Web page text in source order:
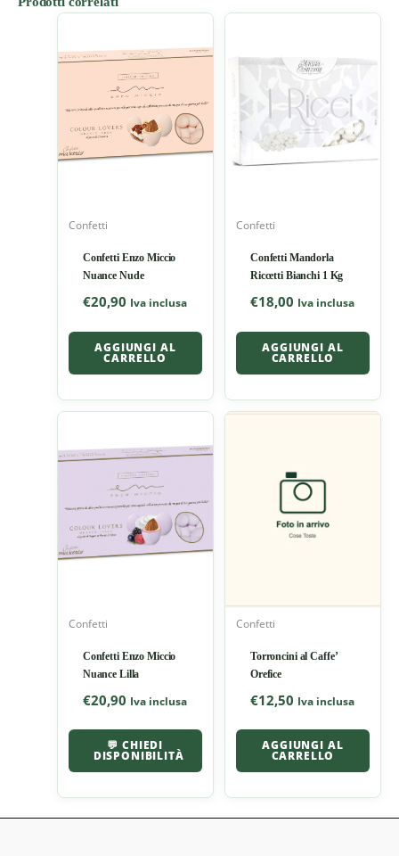
Confetti
Confetti Enzo Miccio
Nuance Nude
€20,90 Iva inclusa
AGGIUNGI AL
CARRELLO
Confetti
Confetti Mandorla
Riccetti Bianchi 1 Kg
€18,00 Iva inclusa
AGGIUNGI AL
CARRELLO
Confetti
Confetti Enzo Miccio
Nuance Lilla
€20,90 Iva inclusa
💬 CHIEDI
DISPONIBILITÀ
Confetti
Torroncini al Caffe’
Orefice
€12,50 Iva inclusa
AGGIUNGI AL
CARRELLO